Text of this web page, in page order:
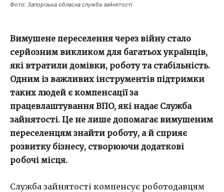
Фото: Запорізька обласна служба зайнятості
Вимушене переселення через війну стало
серйозним викликом для багатьох українців,
які втратили домівки, роботу та стабільність.
Одним із важливих інструментів підтримки
таких людей є компенсації за
працевлаштування ВПО, які надає Служба
зайнятості. Це не лише допомагає вимушеним
переселенцям знайти роботу, а й сприяє
розвитку бізнесу, створюючи додаткові
робочі місця.
Служба зайнятості компенсує роботодавцям